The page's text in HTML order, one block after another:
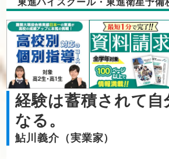
東進ハイスクール・東進衛星予備
経験は蓄積されて自
なる。
鮎川義介（実業家）